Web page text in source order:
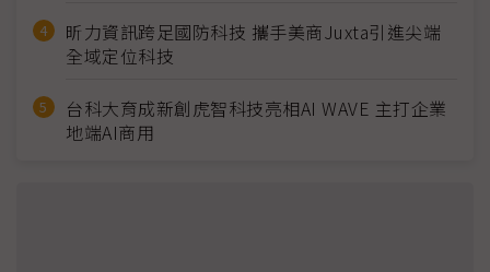
昕力資訊跨足國防科技 攜手美商Juxta引進尖端
全域定位科技
台科大育成新創虎智科技亮相AI WAVE 主打企業
地端AI商用